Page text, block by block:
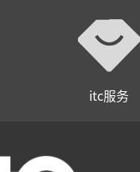
itc服务